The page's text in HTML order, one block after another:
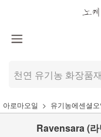
아로마오일 유기농에센셜오
Ravensara (